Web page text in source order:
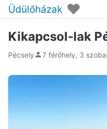
Üdülőházak ♥
Kikapcsol-lak
Pécsely 7 férőhely, 3 szoba